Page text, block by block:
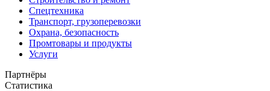
Спецтехника
Транспорт, грузоперевозки
Охрана, безопасность
Промтовары и продукты
Услуги
Партнёры
Статистика